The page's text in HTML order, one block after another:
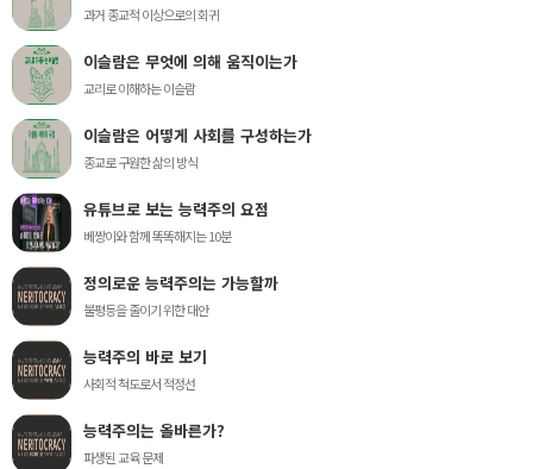
과거 종교적 이상으로의 회귀
이슬람은 무엇에 의해 움직이는가
교리로 이해하는 이슬람
이슬람은 어떻게 사회를 구성하는가
종교로 구원한 삶의 방식
유튜브로 보는 능력주의 요점
베짱이와 함께 똑똑해지는 10분
정의로운 능력주의는 가능할까
불평등을 줄이기 위한 대안
능력주의 바로 보기
사회적 척도로서 적정선
능력주의는 올바른가?
파생된 교육 문제